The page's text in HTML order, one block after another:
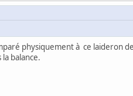
physiquement à ce laideron
balance.